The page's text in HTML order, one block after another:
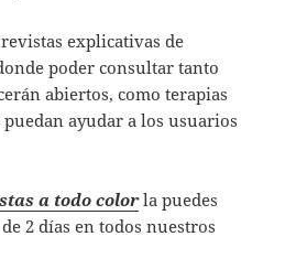
explicativas de
poder consultar tanto
abiertos, como terapias
ayudar a los usuarios
a todo colorla puedes
2 días en todos nuestros